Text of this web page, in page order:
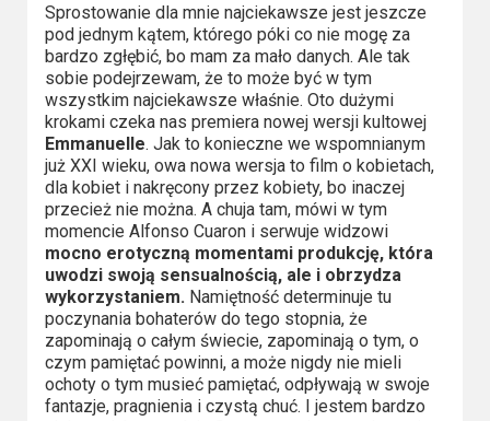
Sprostowanie dla mnie najciekawsze jest jeszcze
pod jednym kątem, którego póki co nie mogę za
bardzo zgłębić, bo mam za mało danych. Ale tak
sobie podejrzewam, że to może być w tym
wszystkim najciekawsze właśnie. Oto dużymi
krokami czeka nas premiera nowej wersji kultowej
Emmanuelle. Jak to konieczne we wspomnianym
już XXI wieku, owa nowa wersja to film o kobietach,
dla kobiet i nakręcony przez kobiety, bo inaczej
przecież nie można. A chuja tam, mówi w tym
momencie Alfonso Cuaron i serwuje widzowi
mocno erotyczną momentami produkcję, która
uwodzi swoją sensualnością, ale i obrzydza
wykorzystaniem. Namiętność determinuje tu
poczynania bohaterów do tego stopnia, że
zapominają o całym świecie, zapominają o tym, o
czym pamiętać powinni, a może nigdy nie mieli
ochoty o tym musieć pamiętać, odpływają w swoje
fantazje, pragnienia i czystą chuć. I jestem bardzo